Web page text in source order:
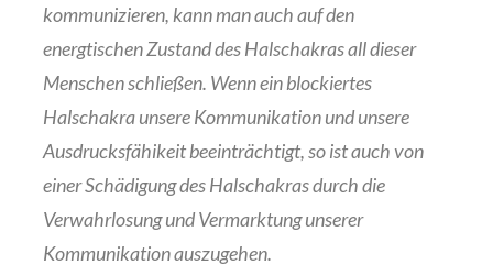
kommunizieren, kann man auch auf den
energtischen Zustand des Halschakras all dieser
Menschen schließen. Wenn ein blockiertes
Halschakra unsere Kommunikation und unsere
Ausdrucksfähikeit beeinträchtigt, so ist auch von
einer Schädigung des Halschakras durch die
Verwahrlosung und Vermarktung unserer
Kommunikation auszugehen.